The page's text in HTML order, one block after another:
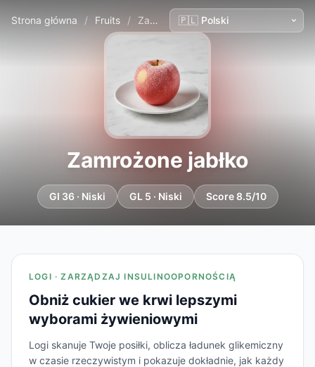
Strona główna / Fruits / Zamrożone jabłko
Zamrożone jabłko
GI 36 · Niski GL 5 · Niski Score 8.5/10
LOGI · ZARZĄDZAJ INSULINOOPORNOŚCIĄ
Obniż cukier we krwi lepszymi
wyborami żywieniowymi
Logi skanuje Twoje posiłki, oblicza ładunek glikemiczny
w czasie rzeczywistym i pokazuje dokładnie, jak każdy